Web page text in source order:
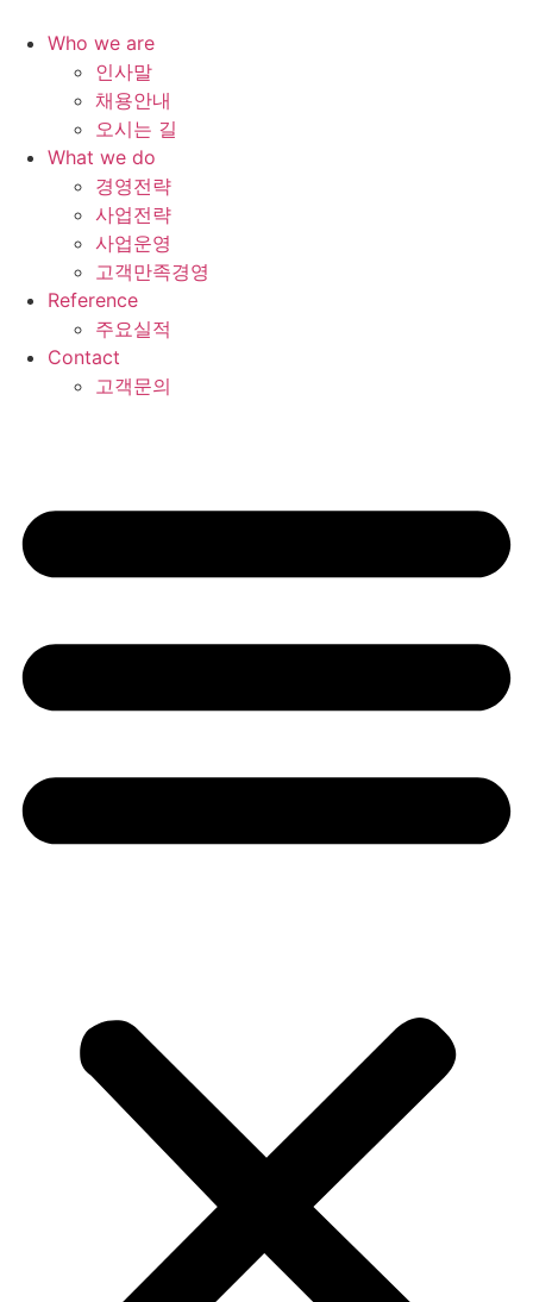
Who we are
인사말
채용안내
오시는 길
What we do
경영전략
사업전략
사업운영
고객만족경영
Reference
주요실적
Contact
고객문의